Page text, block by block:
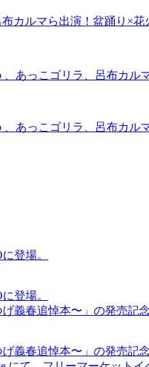
カルマら出演！盆踊り×
あっこゴリラ、呂布カルマ
あっこゴリラ、呂布カルマ
登場。
登場。
春追悼本〜」の発売記
春追悼本〜」の発売記